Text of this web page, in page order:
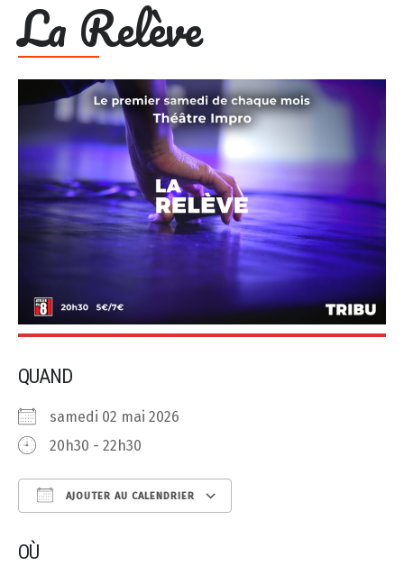
La Relève
QUAND
samedi 02 mai 2026
20h30 - 22h30
AJOUTER AU CALENDRIER
OÙ